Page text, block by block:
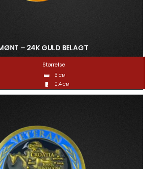
– 24K GULD BELAGT
Størrelse
5 CM
0,4CM